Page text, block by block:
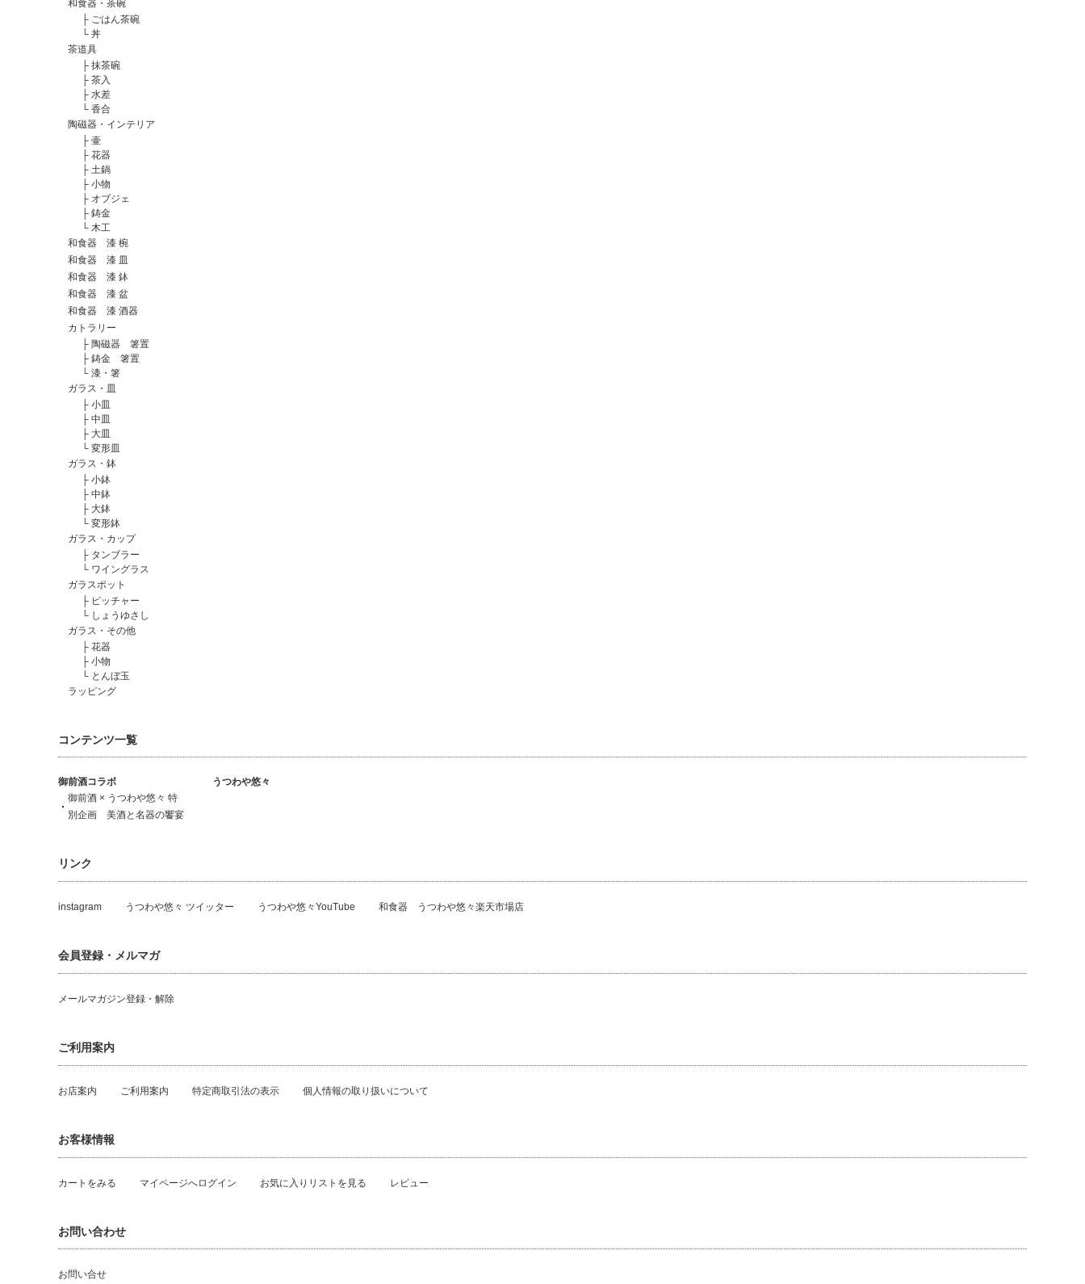
和食器・茶碗
├ ごはん茶碗
└ 丼
茶道具
├ 抹茶碗
├ 茶入
├ 水差
└ 香合
陶磁器・インテリア
├ 壷
├ 花器
├ 土鍋
├ 小物
├ オブジェ
├ 鋳金
└ 木工
和食器 漆 椀
和食器 漆 皿
和食器 漆 鉢
和食器 漆 盆
和食器 漆 酒器
カトラリー
├ 陶磁器 箸置
├ 鋳金 箸置
└ 漆・箸
ガラス・皿
├ 小皿
├ 中皿
├ 大皿
└ 変形皿
ガラス・鉢
├ 小鉢
├ 中鉢
├ 大鉢
└ 変形鉢
ガラス・カップ
├ タンブラー
└ ワイングラス
ガラスポット
├ ピッチャー
└ しょうゆさし
ガラス・その他
├ 花器
├ 小物
└ とんぼ玉
ラッピング
コンテンツ一覧
御前酒コラボ
御前酒 × うつわや悠々 特
別企画 美酒と名器の饗宴
うつわや悠々
リンク
instagram うつわや悠々 ツイッター うつわや悠々YouTube 和食器 うつわや悠々楽天市場店
会員登録・メルマガ
メールマガジン登録・解除
ご利用案内
お店案内 ご利用案内 特定商取引法の表示 個人情報の取り扱いについて
お客様情報
カートをみる マイページへログイン お気に入りリストを見る レビュー
お問い合わせ
お問い合せ